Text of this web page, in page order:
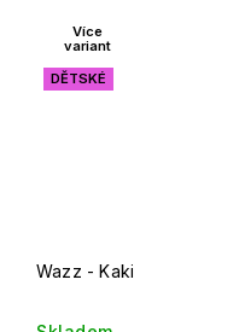
Více
variant
DĚTSKÉ
Wazz - Kaki